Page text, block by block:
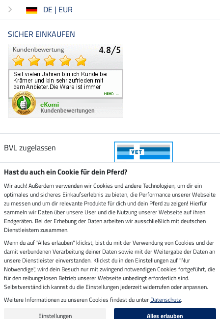
DE | EUR
SICHER EINKAUFEN
BVL zugelassen
Zustellung durch
Sicher bezahlen mit
Rechnung Vorkasse
Impressum
Letzte Aktualisierung am 06.08.2026 um 14:39
Alle Preise in Euro inkl. MwSt. zzgl.
Versandkosten
Hast du auch ein Cookie für dein Pferd?
Wir auch! Außerdem verwenden wir Cookies und andere Technologien, um dir ein
optimales und sicheres Einkaufserlebnis zu bieten, die Performance unserer Webseite
zu messen und um dir relevante Produkte für dich und dein Pferd zu zeigen! Hierfür
sammeln wir Daten über unsere User und die Nutzung unserer Webseite auf ihren
Endgeräten. Bei der Erhebung der Daten arbeiten wir ausschließlich mit deutschen
Dienstleistern zusammen.
Wenn du auf "Alles erlauben" klickst, bist du mit der Verwendung von Cookies und der
damit verbundenen Verarbeitung deiner Daten sowie mit der Weitergabe der Daten an
unsere Dienstleister einverstanden. Klickst du in den Einstellungen auf "Nur
Notwendige", wird dein Besuch nur mit zwingend notwendigen Cookies fortgeführt, die
für den reibungslosen Betrieb unserer Webseite unbedingt erforderlich sind.
Selbstverständlich kannst du die Einstellungen jederzeit widerrufen oder anpassen.
Weitere Informationen zu unseren Cookies findest du unter Datenschutz.
Einstellungen
Alles erlauben